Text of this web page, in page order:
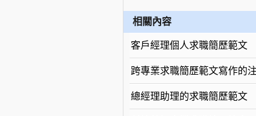
相關內容
客戶經理個人求職簡歷範文
跨專業求職簡歷範文寫作的
總經理助理的求職簡歷範文